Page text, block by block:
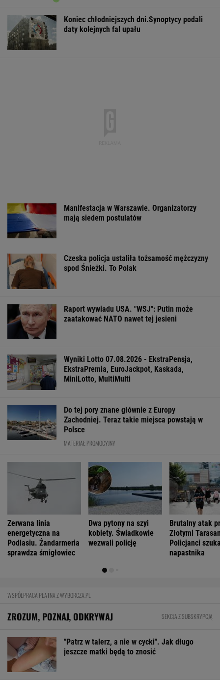
Koniec chłodniejszych dni.Synoptycy podali
daty kolejnych fal upału
Manifestacja w Warszawie. Organizatorzy
mają siedem postulatów
Czeska policja ustaliła tożsamość mężczyzny
spod Śnieżki. To Polak
Raport wywiadu USA. "WSJ": Putin może
zaatakować NATO nawet tej jesieni
Wyniki Lotto 07.08.2026 - EkstraPensja,
EkstraPremia, EuroJackpot, Kaskada,
MiniLotto, MultiMulti
Do tej pory znane głównie z Europy
Zachodniej. Teraz takie miejsca powstają w
Polsce
MATERIAŁ PROMOCYJNY
Zerwana linia
energetyczna na
Podlasiu. Żandarmeria
sprawdza śmigłowiec
Dwa pytony na szyi
kobiety. Świadkowie
wezwali policję
Brutalny atak
Złotymi
Policjanci
napastnika
WSPÓŁPRACA PŁATNA Z WYBORCZA.PL
ZROZUM, POZNAJ, ODKRYWAJ SEKCJA Z SUBSKRYPCJĄ
"Patrz w talerz, a nie w cycki". Jak długo
jeszcze matki będą to znosić